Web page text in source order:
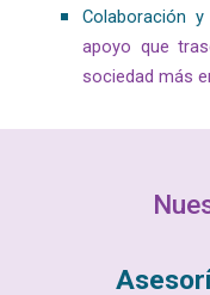
Colaboración y
apoyo que
sociedad más